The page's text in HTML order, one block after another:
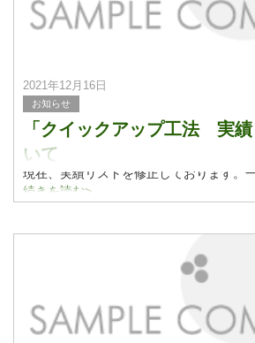
2021年12月16日
お知らせ
「クイックアップ工法 実
いて
現在、実績リストを修正しております。
ていただいております。
続きを読む>